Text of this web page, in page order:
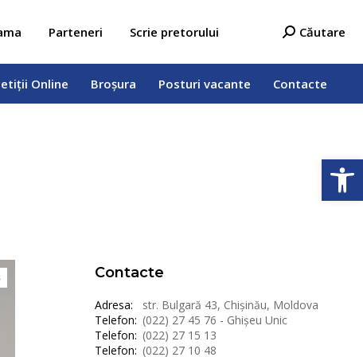
Parteneri Scrie pretorului Search:
Căutare
Online Broșura Posturi vacante Contacte
Contacte
Adresa:
str. Bulgară 43, Chișinău, Moldova
Telefon: (022) 27 45 76 - Ghișeu Unic
Telefon: (022) 27 15 13
Telefon: (022) 27 10 48
Online Broșura Posturi vacante Contacte